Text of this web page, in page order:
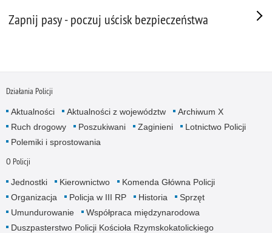
Zapnij pasy - poczuj uścisk bezpieczeństwa
Działania Policji
Aktualności Aktualności z województw
Archiwum X
Ruch drogowy
Poszukiwani Zaginieni
Lotnictwo Policji
Polemiki i sprostowania
O Policji
Jednostki Kierownictwo
Komenda Główna Policji
Organizacja
Policja w III RP Historia
Sprzęt
Umundurowanie
Współpraca międzynarodowa
Duszpasterstwo Policji Kościoła Rzymskokatolickiego